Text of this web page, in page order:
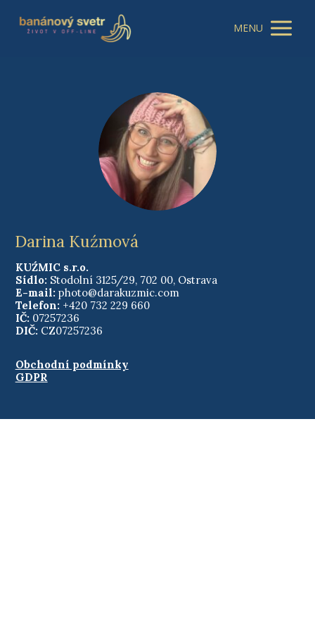
MENU
Darina Kuźmová
KUŹMIC s.r.o.
Sídlo: Stodolní 3125/29, 702 00, Ostrava
E-mail: photo@darakuzmic.com
Telefon: +420 732 229 660
IČ: 07257236
DIČ: CZ07257236
Obchodní podmínky
GDPR